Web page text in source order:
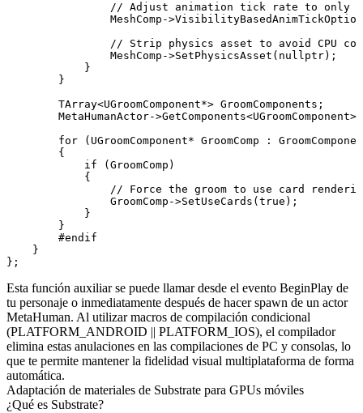
// Adjust animation tick rate to only
MeshComp-
// Strip physics asset to avoid CPU
                MeshComp->SetPhysicsAsset(nullptr);
            }
        }
        TArray<UGroomComponent*> GroomComponents;
MetaHumanActor-
for (UGroomComponent* GroomComp :
        {
            if (GroomComp)
            {
// Force the groom to use card
                GroomComp->SetUseCards(true);
            }
        }
        #endif
    }
Esta función auxiliar se puede llamar desde el evento BeginPlay de
tu personaje o inmediatamente después de hacer spawn de un actor
MetaHuman. Al utilizar macros de compilación condicional
(PLATFORM_ANDROID || PLATFORM_IOS), el compilador
elimina estas anulaciones en las compilaciones de PC y consolas, lo
que te permite mantener la fidelidad visual multiplataforma de forma
automática.
Adaptación de materiales de Substrate para GPUs móviles
¿Qué es Substrate?